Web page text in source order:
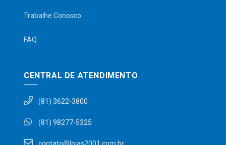
Trabalhe Conosco
FAQ
CENTRAL DE ATENDIMENTO
(81) 3622-3800
(81) 98277-5325